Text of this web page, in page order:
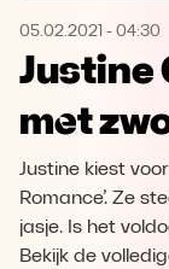
05.02.2021 - 04:30
Justine
met
Justine kiest
Romance’. Ze
jasje. Is het
Bekijk de